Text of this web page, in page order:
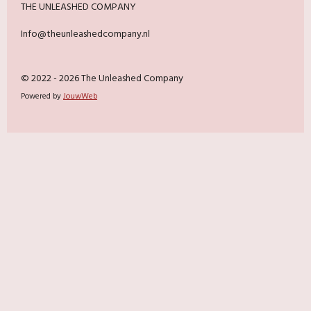
THE UNLEASHED COMPANY
Info@theunleashedcompany.nl
© 2022 - 2026 The Unleashed Company
Powered byJouwWeb